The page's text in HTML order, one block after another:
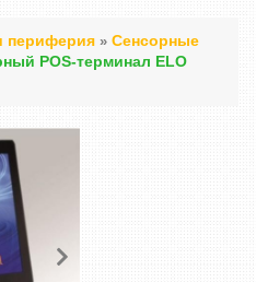
периферия » Сенсорные
POS-терминал ELO